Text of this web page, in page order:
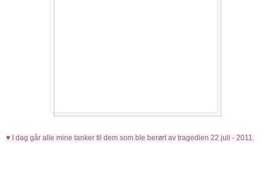
♥ I dag går alle mine tanker til dem som ble berørt av tragedien 22 juli - 2011.